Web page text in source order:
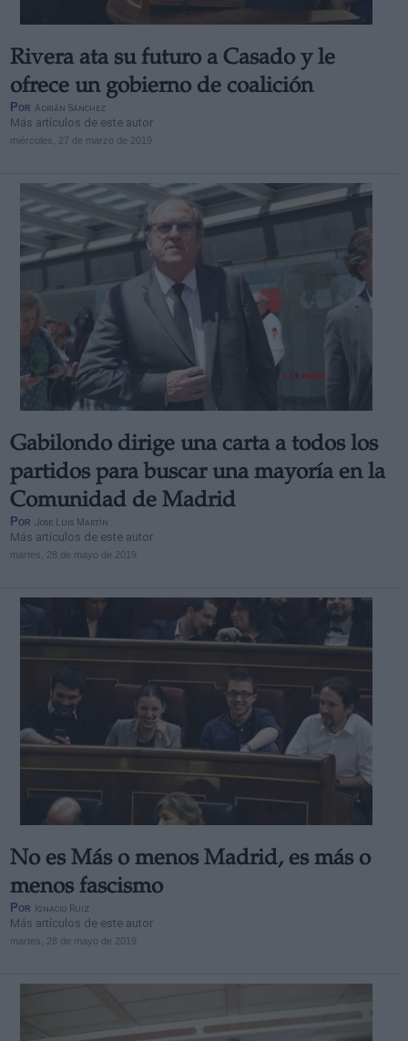
Rivera ata su futuro a Casado y le
ofrece un gobierno de coalición
Por Adrián Sánchez
Más artículos de este autor
miércoles, 27 de marzo de 2019
Gabilondo dirige una carta a todos los
partidos para buscar una mayoría en la
Comunidad de Madrid
Por Jose Luis Martín
Más artículos de este autor
martes, 28 de mayo de 2019
No es Más o menos Madrid, es más o
menos fascismo
Por Ignacio Ruiz
Más artículos de este autor
martes, 28 de mayo de 2019